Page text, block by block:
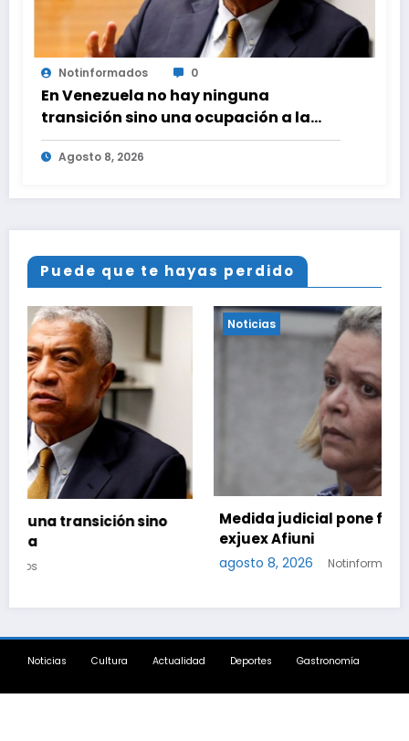
Notinformados 0
En Venezuela no hay ninguna
transición sino una ocupación a la
fuerza
Agosto 8, 2026
Puede que te hayas perdido
Noticias
Medida judicial pone fin a la causa contra la
Notinformados
Noticias Cultura Actualidad Deportes Gastronomía